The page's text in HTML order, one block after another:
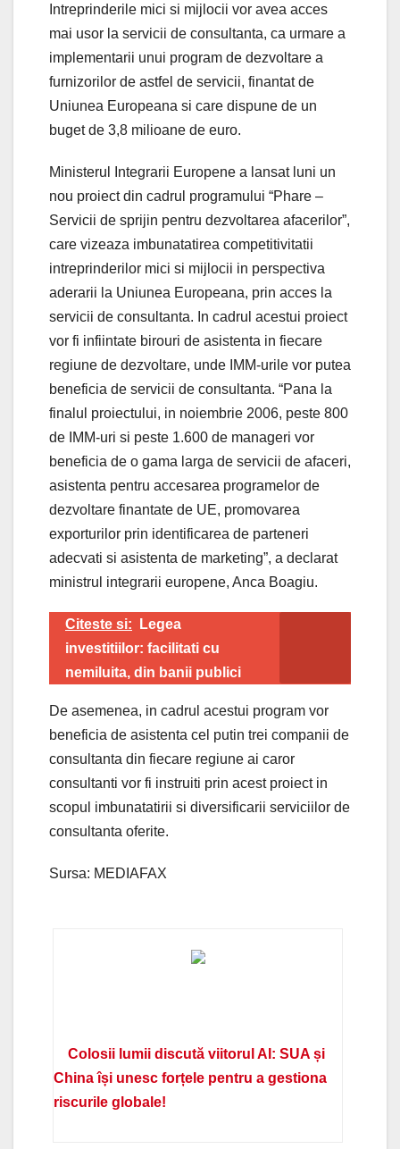
Intreprinderile mici si mijlocii vor avea acces
mai usor la servicii de consultanta, ca urmare a
implementarii unui program de dezvoltare a
furnizorilor de astfel de servicii, finantat de
Uniunea Europeana si care dispune de un
buget de 3,8 milioane de euro.
Ministerul Integrarii Europene a lansat luni un
nou proiect din cadrul programului “Phare –
Servicii de sprijin pentru dezvoltarea afacerilor”,
care vizeaza imbunatatirea competitivitatii
intreprinderilor mici si mijlocii in perspectiva
aderarii la Uniunea Europeana, prin acces la
servicii de consultanta. In cadrul acestui proiect
vor fi infiintate birouri de asistenta in fiecare
regiune de dezvoltare, unde IMM-urile vor putea
beneficia de servicii de consultanta. “Pana la
finalul proiectului, in noiembrie 2006, peste 800
de IMM-uri si peste 1.600 de manageri vor
beneficia de o gama larga de servicii de afaceri,
asistenta pentru accesarea programelor de
dezvoltare finantate de UE, promovarea
exporturilor prin identificarea de parteneri
adecvati si asistenta de marketing”, a declarat
ministrul integrarii europene, Anca Boagiu.
Citeste si:
Legea
investitiilor: facilitati cu
nemiluita, din banii publici
De asemenea, in cadrul acestui program vor
beneficia de asistenta cel putin trei companii de
consultanta din fiecare regiune ai caror
consultanti vor fi instruiti prin acest proiect in
scopul imbunatatirii si diversificarii serviciilor de
consultanta oferite.
Sursa: MEDIAFAX
Colosii lumii discută viitorul AI: SUA și
China își unesc forțele pentru a gestiona
riscurile globale!